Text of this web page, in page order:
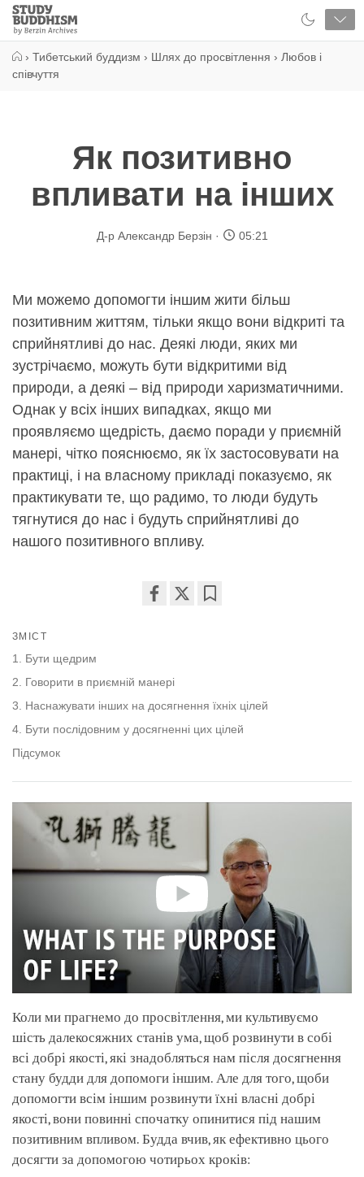
Close
Study
Buddhism
› Тибетський буддизм › Шлях до просвітлення › Любов і
співчуття
Як позитивно
впливати на інших
Д-р Александр Берзін 05:21
Ми можемо допомогти іншим жити більш
позитивним життям, тільки якщо вони відкриті та
сприйнятливі до нас. Деякі люди, яких ми
зустрічаємо, можуть бути відкритими від
природи, а деякі – від природи харизматичними.
Однак у всіх інших випадках, якщо ми
проявляємо щедрість, даємо поради у приємній
манері, чітко пояснюємо, як їх застосовувати на
практиці, і на власному прикладі показуємо, як
практикувати те, що радимо, то люди будуть
тягнутися до нас і будуть сприйнятливі до
нашого позитивного впливу.
ЗМІСТ
1. Бути щедрим
2. Говорити в приємній манері
3. Наснажувати інших на досягнення їхніх цілей
4. Бути послідовним у досягненні цих цілей
Підсумок
Коли ми прагнемо до просвітлення, ми культивуємо
шість далекосяжних станів ума, щоб розвинути в собі
всі добрі якості, які знадобляться нам після досягнення
стану будди для допомоги іншим. Але для того, щоби
допомогти всім іншим розвинути їхні власні добрі
якості, вони повинні спочатку опинитися під нашим
позитивним впливом. Будда вчив, як ефективно цього
досягти за допомогою чотирьох кроків: